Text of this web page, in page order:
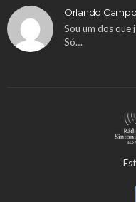
Orlando
Sou um dos que
Só…